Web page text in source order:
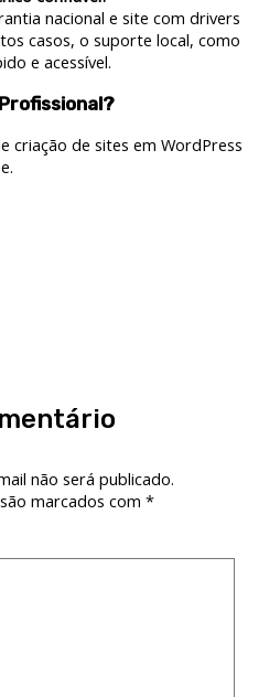
nacional e site com drivers
casos, o suporte local, como
e acessível.
criação de sites em WordPress
não será publicado.
marcados com*